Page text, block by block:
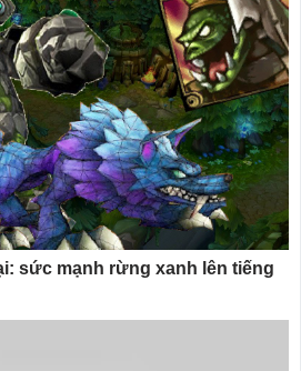
sức mạnh rừng xanh lên tiếng